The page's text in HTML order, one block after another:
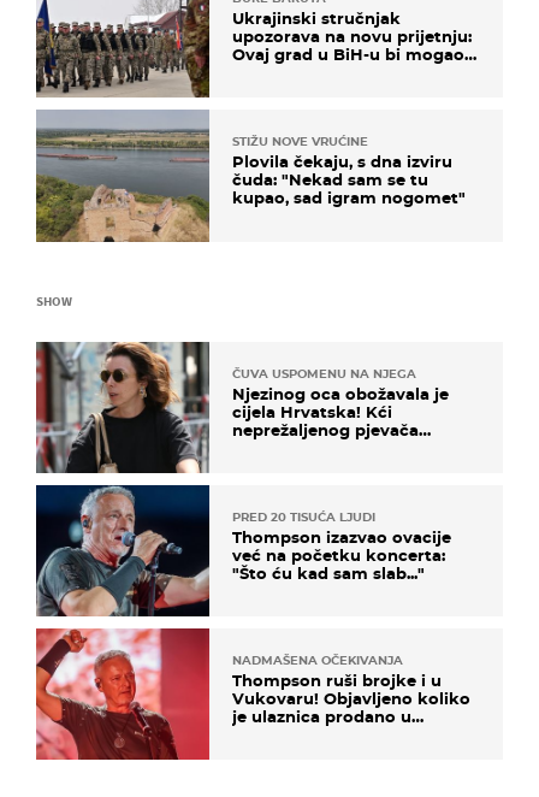
Ukrajinski stručnjak
upozorava na novu prijetnju:
Ovaj grad u BiH-u bi mogao
STIŽU NOVE VRUĆINE
Plovila čekaju, s dna izviru
čuda: "Nekad sam se tu
kupao, sad igram nogomet"
SHOW
ČUVA USPOMENU NA NJEGA
Njezinog oca obožavala je
cijela Hrvatska! Kći
neprežaljenog pjevača
PRED 20 TISUĆA LJUDI
Thompson izazvao ovacije
već na početku koncerta:
"Što ću kad sam slab..."
NADMAŠENA OČEKIVANJA
Thompson ruši brojke i u
Vukovaru! Objavljeno koliko
je ulaznica prodano u